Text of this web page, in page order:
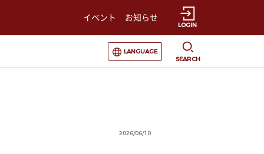
イベント お知らせ
LOGIN
選択すると言語の切替が発生します
LANGUAGE
SEARCH
2026/06/10